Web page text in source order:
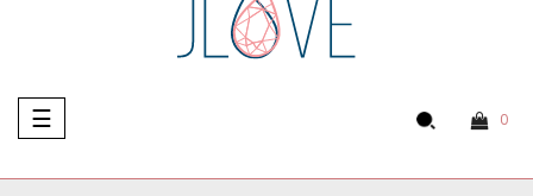
Toggle
navigation
☰ 0